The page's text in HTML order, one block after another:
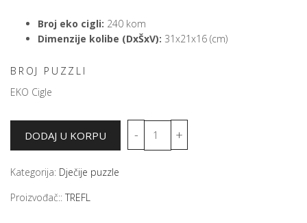
Broj eko cigli: 240 kom
Dimenzije kolibe (DxŠxV): 31x21x16 (cm)
BROJ PUZZLI
EKO Cigle
Kategorija: Dječije puzzle
Proizvođač:: TREFL